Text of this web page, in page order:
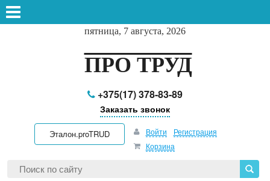
пятница, 7 августа, 2026
ПРО ТРУД
+375(17) 378-83-89
Заказать звонок
Эталон.proTRUD Войти
Регистрация
Корзина